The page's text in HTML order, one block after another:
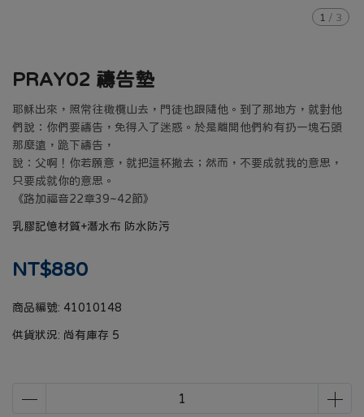
1 / 3
PRAY02 禱告墊
耶穌出來，照常往橄欖山去，門徒也跟隨他。到了那地方，就對他
們說：你們要禱告，免得入了迷惑。於是離開他們約有扔一塊石頭
那麼遠，跪下禱告，
說：父啊！你若願意，就把這杯撤去；然而，不要成就我的意思，
只要成就你的意思。
《路加福音22章39~42節》
乳膠記憶材質+潛水布 防水防污
NT$880
商品編號: 41010148
供貨狀況: 尚有庫存 5